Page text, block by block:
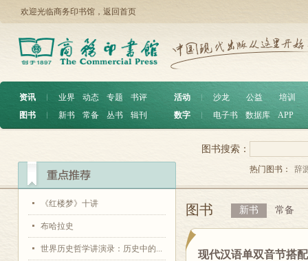
欢迎光临商务印书馆， 返回首页
资讯 ︱ 业界 动态 专题
书评
图书
︱ 新书 常备 丛书 辑刊
活动 沙龙 公益
培训
数字
电子书 数据库 APP
《红楼梦》十讲
布哈拉史
世界历史哲学讲演录：历史中的...
图书搜索：
热门图书： 辞
图书 新书 常备
现代汉语单双音节搭